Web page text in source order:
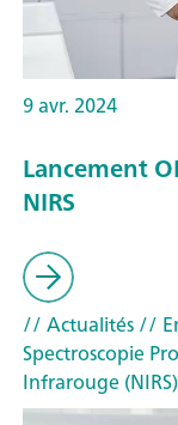
9 avr. 2024
Lancement
NIRS
// Actualités//
Spectroscopie
Infrarouge (NIRS)